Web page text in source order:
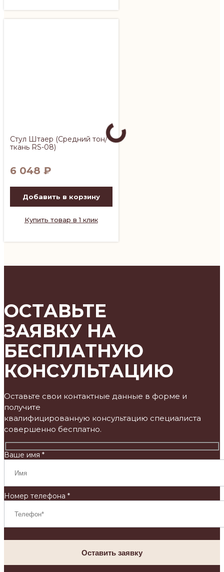
Стул Штаер (Средний тон/
ткань RS-08)
6 048 ₽
Добавить в корзину
Купить товар в 1 клик
ОСТАВЬТЕ
ЗАЯВКУ НА
БЕСПЛАТНУЮ
КОНСУЛЬТАЦИЮ
Оставьте свои контактные данные в форме и
получите
квалифицированную консультацию специалиста
совершенно бесплатно.
Ваше имя *
Номер телефона *
Оставить заявку